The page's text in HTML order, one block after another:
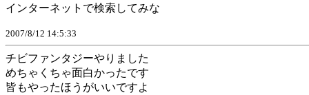
インターネットで検索してみな
2007/8/12 14:5:33
チビファンタジーやりました
めちゃくちゃ面白かったです
皆もやったほうがいいですよ